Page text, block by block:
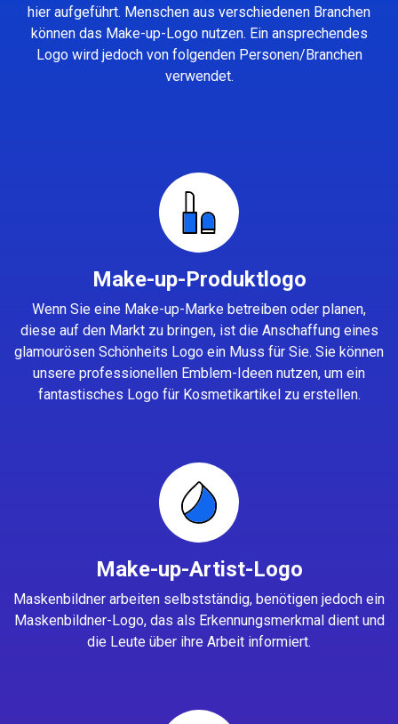
hier aufgeführt. Menschen aus verschiedenen Branchen
können das Make-up-Logo nutzen. Ein ansprechendes
Logo wird jedoch von folgenden Personen/Branchen
verwendet.
Make-up-Produktlogo
Wenn Sie eine Make-up-Marke betreiben oder planen,
diese auf den Markt zu bringen, ist die Anschaffung eines
glamourösen Schönheits Logo ein Muss für Sie. Sie können
unsere professionellen Emblem-Ideen nutzen, um ein
fantastisches Logo für Kosmetikartikel zu erstellen.
Make-up-Artist-Logo
Maskenbildner arbeiten selbstständig, benötigen jedoch ein
Maskenbildner-Logo, das als Erkennungsmerkmal dient und
die Leute über ihre Arbeit informiert.